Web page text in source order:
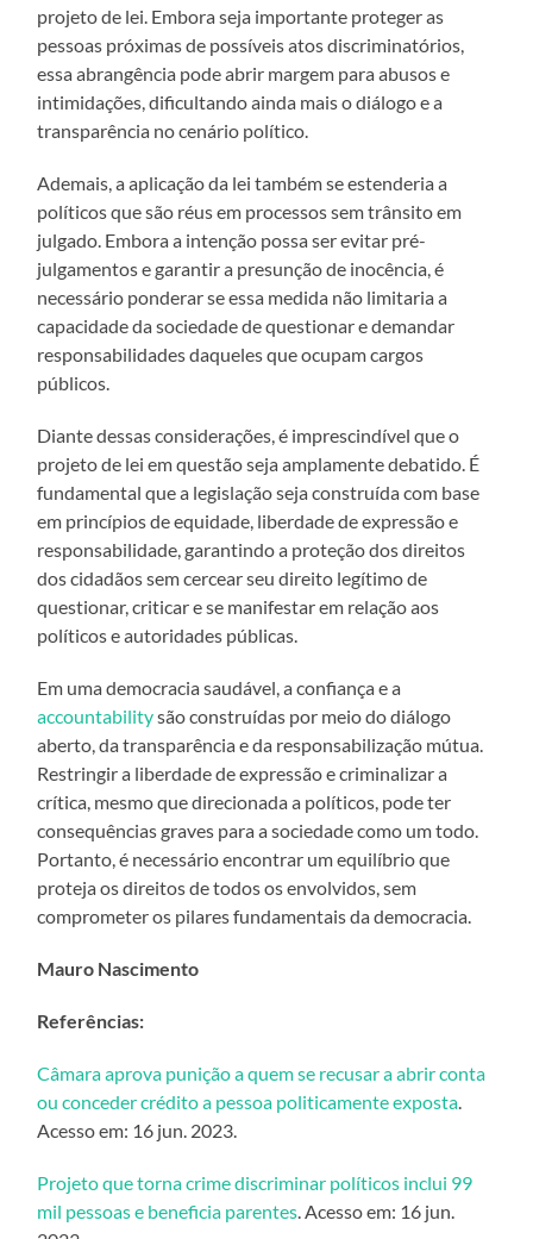
projeto de lei. Embora seja importante proteger as
pessoas próximas de possíveis atos discriminatórios,
essa abrangência pode abrir margem para abusos e
intimidações, dificultando ainda mais o diálogo e a
transparência no cenário político.
Ademais, a aplicação da lei também se estenderia a
políticos que são réus em processos sem trânsito em
julgado. Embora a intenção possa ser evitar pré-
julgamentos e garantir a presunção de inocência, é
necessário ponderar se essa medida não limitaria a
capacidade da sociedade de questionar e demandar
responsabilidades daqueles que ocupam cargos
públicos.
Diante dessas considerações, é imprescindível que o
projeto de lei em questão seja amplamente debatido. É
fundamental que a legislação seja construída com base
em princípios de equidade, liberdade de expressão e
responsabilidade, garantindo a proteção dos direitos
dos cidadãos sem cercear seu direito legítimo de
questionar, criticar e se manifestar em relação aos
políticos e autoridades públicas.
Em uma democracia saudável, a confiança e a
accountabilitysão construídas por meio do diálogo
aberto, da transparência e da responsabilização mútua.
Restringir a liberdade de expressão e criminalizar a
crítica, mesmo que direcionada a políticos, pode ter
consequências graves para a sociedade como um todo.
Portanto, é necessário encontrar um equilíbrio que
proteja os direitos de todos os envolvidos, sem
comprometer os pilares fundamentais da democracia.
Mauro Nascimento
Referências:
Câmara aprova punição a quem se recusar a abrir conta
ou conceder crédito a pessoa politicamente exposta
Acesso em: 16 jun. 2023.
Projeto que torna crime discriminar políticos inclui 99
mil pessoas e beneficia parentes . Acesso em: 16 jun.